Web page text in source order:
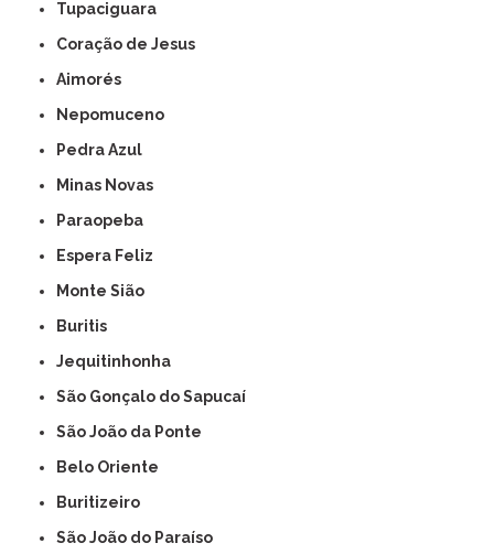
Tupaciguara
Coração de Jesus
Aimorés
Nepomuceno
Pedra Azul
Minas Novas
Paraopeba
Espera Feliz
Monte Sião
Buritis
Jequitinhonha
São Gonçalo do Sapucaí
São João da Ponte
Belo Oriente
Buritizeiro
São João do Paraíso